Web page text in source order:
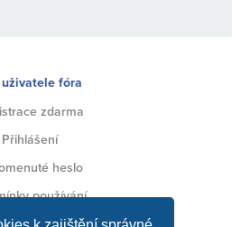
uživatele fóra
zdarma
Přihlášení
heslo
používání